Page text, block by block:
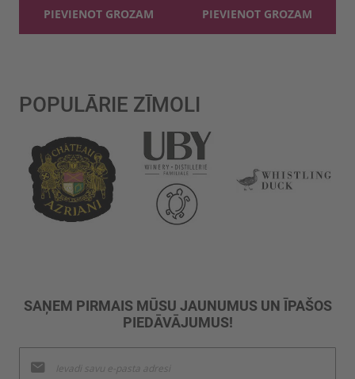
PIEVIENOT GROZAM PIEVIENOT GROZAM
POPULĀRIE ZĪMOLI
SAŅEM PIRMAIS MŪSU JAUNUMUS UN ĪPAŠOS
PIEDĀVĀJUMUS!
jaunumu